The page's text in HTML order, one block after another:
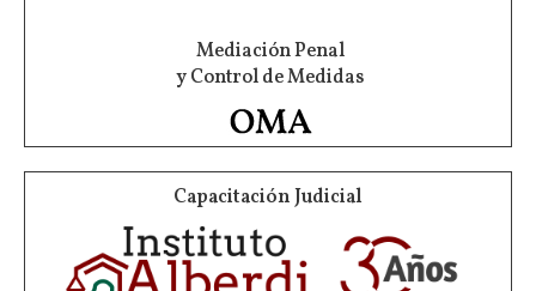
Mediación Penal
y Control de Medidas
Capacitación Judicial